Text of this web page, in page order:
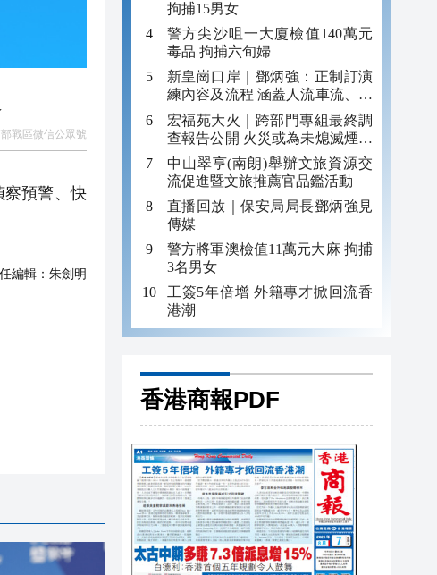
戰區微信公眾號
預警、快
編輯： 朱劍明
拘捕15男女
警方尖沙咀一大廈檢值140萬元
毒品 拘捕六旬婦
新皇崗口岸｜鄧炳強：正制訂演
練內容及流程 涵蓋人流車流、緊
急應變等
宏福苑大火｜跨部門專組最終調
查報告公開 火災或為未熄滅煙頭
引發
中山翠亨(南朗)舉辦文旅資源交
流促進暨文旅推薦官品鑑活動
直播回放｜保安局局長鄧炳強見
傳媒
警方將軍澳檢值11萬元大麻 拘捕
3名男女
工簽5年倍增 外籍專才掀回流香
港潮
香港商報PDF